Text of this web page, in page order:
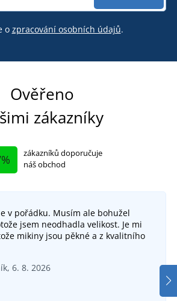
o zpracování osobních údajů.
Ověřeno
zákazníky
zákazníků doporučuje
náš obchod
v pořádku. Musím ale bohužel
jsem neodhadla velikost. Je mi
mikiny jsou pěkné a z kvalitního
6. 8. 2026